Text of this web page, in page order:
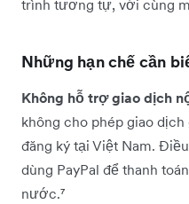
trình tương tự, với cùng
Những hạn chế cần
Không hỗ trợ giao dịch
không cho phép giao
đăng ký tại Việt Nam.
dùng PayPal để thanh
nước.⁷